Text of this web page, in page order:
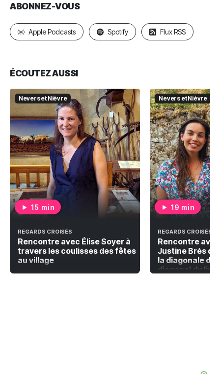
ABONNEZ-VOUS
Apple Podcasts Spotify Flux RSS
ÉCOUTEZ AUSSI
Nevers et Nièvre
15 min
REGARDS CROISÉS
Rencontre avec Élise Soyer à
travers les coulisses des fêtes
au village
Nevers et Nièvre
19 min
REGARDS CROISÉS
Rencontre
Justine Brès
la diagonale du
diagonal du